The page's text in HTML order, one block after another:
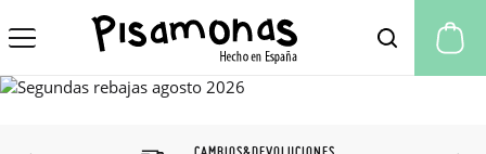
DESCUENTO